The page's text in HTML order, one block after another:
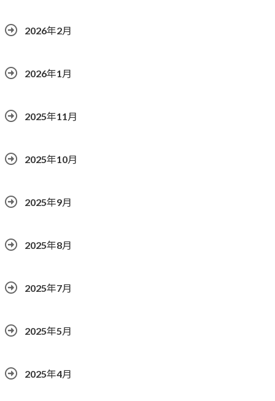
2026年2月
2026年1月
2025年11月
2025年10月
2025年9月
2025年8月
2025年7月
2025年5月
2025年4月